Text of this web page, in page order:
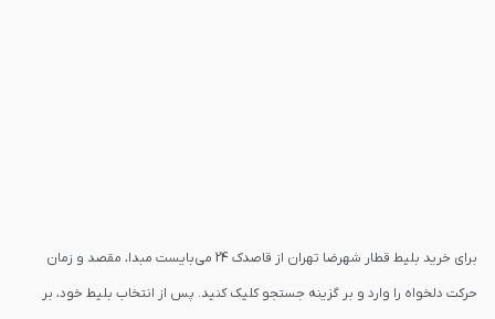
برای خرید بلیط قطار شهرضا تهران از قاصدک 24 می‌بایست مبدا، مقصد و زمان
حرکت دلخواه را وارد و بر گزینه جستجو کلیک کنید. پس از انتخاب بلیط خود، بر